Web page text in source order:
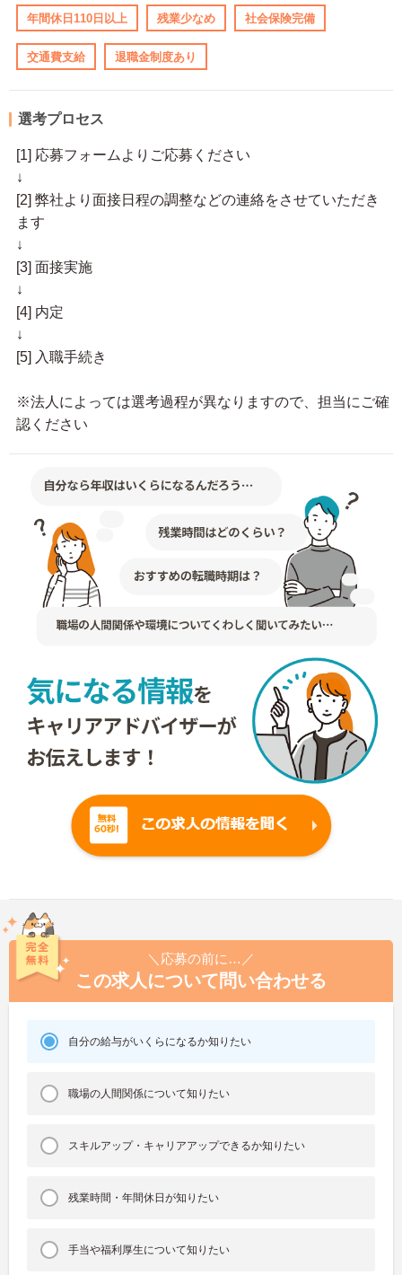
年間休日110日以上 残業少なめ 社会保険完備
交通費支給 退職金制度あり
選考プロセス
[1] 応募フォームよりご応募ください
↓
[2] 弊社より面接日程の調整などの連絡をさせていただき
ます
↓
[3] 面接実施
↓
[4] 内定
↓
[5] 入職手続き
※法人によっては選考過程が異なりますので、担当にご確
認ください
＼応募の前に…／
この求人について問い合わせる
自分の給与がいくらになるか知りたい
職場の人間関係について知りたい
スキルアップ・キャリアアップできるか知りたい
残業時間・年間休日が知りたい
手当や福利厚生について知りたい